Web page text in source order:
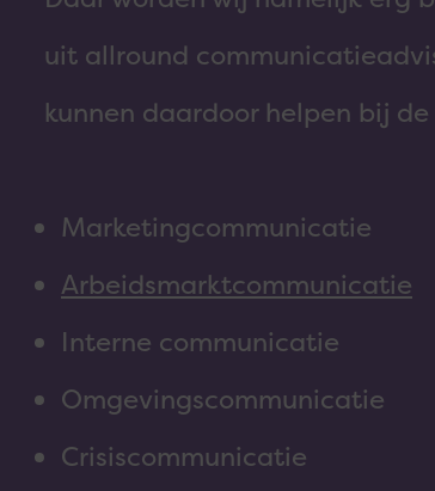
uit allround
kunnen daardoor helpen bij
Marketingcommunicatie
Arbeidsmarktcommunicatie
Interne communicatie
Omgevingscommunicatie
Crisiscommunicatie